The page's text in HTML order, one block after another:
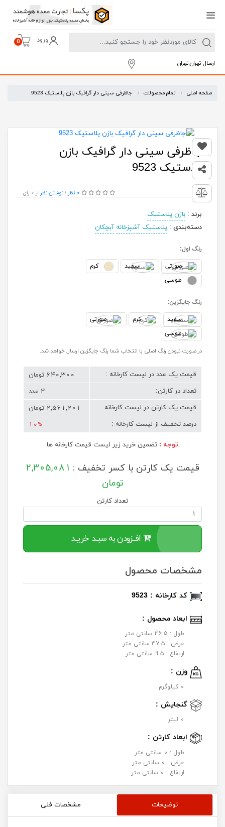
ورود 0
ارسال تهران,تهران
صفحه اصلی تمام محصولات جاظرفی سینی دار گرافیک بازن پلاستیک 9523
جاظرفی سینی دار گرافیک بازن
پلاستیک 9523
0 نظر / نوشتن نظر از 0 رای
برند : بازن پلاستیک
دسته‌بندی : پلاستیک آشپزخانه آبچکان
رنگ اول:
صورتی
سفید
کرم
طوسی
رنگ جایگزین:
سفید
کرم
صورتی
طوسی
در صورت نبودن رنگ اصلی با انتخاب شما رنگ جایگزین ارسال خواهد شد.
قیمت یک عدد در لیست کارخانه : 640,300 تومان
تعداد در کارتن: 4 عدد
قیمت یک کارتن در لیست کارخانه : 2,561,201 تومان
درصد تخفیف از لیست کارخانه : 10%
توجه : تضمین خرید زیر لیست قیمت کارخانه ها
قیمت یک کارتن با کسر تخفیف : 2,305,081
تومان
تعداد کارتن
افــزودن به سبــد خریــد
مشخصات محصول
کد کارخانه : 9523
ابعاد محصول :
طول : 46.5 سانتی متر
عرض : 37.5 سانتی متر
ارتفاع : 9.5 سانتی متر
وزن :
0 کیلوگرم
گنجایش :
0 لیتر
ابعاد کارتن :
طول : 0 سانتی متر
عرض : 0 سانتی متر
ارتفاع : 0 سانتی متر
توضیحات مشخصات فنی